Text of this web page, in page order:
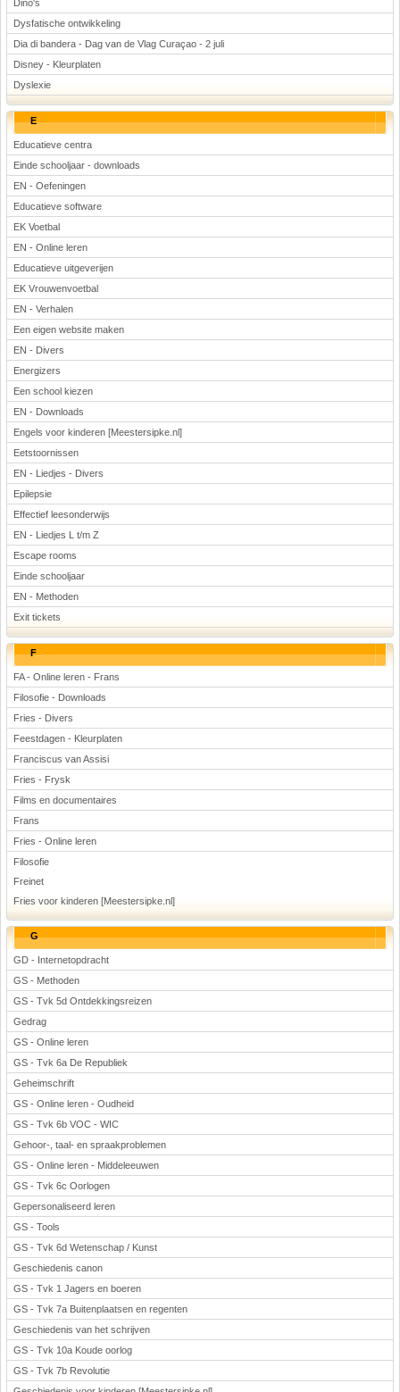
Dino's
Dysfatische ontwikkeling
Dia di bandera - Dag van de Vlag Curaçao - 2 juli
Disney - Kleurplaten
Dyslexie
E
Educatieve centra
Einde schooljaar - downloads
EN - Oefeningen
Educatieve software
EK Voetbal
EN - Online leren
Educatieve uitgeverijen
EK Vrouwenvoetbal
EN - Verhalen
Een eigen website maken
EN - Divers
Energizers
Een school kiezen
EN - Downloads
Engels voor kinderen [Meestersipke.nl]
Eetstoornissen
EN - Liedjes - Divers
Epilepsie
Effectief leesonderwijs
EN - Liedjes L t/m Z
Escape rooms
Einde schooljaar
EN - Methoden
Exit tickets
F
FA - Online leren - Frans
Filosofie - Downloads
Fries - Divers
Feestdagen - Kleurplaten
Franciscus van Assisi
Fries - Frysk
Films en documentaires
Frans
Fries - Online leren
Filosofie
Freinet
Fries voor kinderen [Meestersipke.nl]
G
GD - Internetopdracht
GS - Methoden
GS - Tvk 5d Ontdekkingsreizen
Gedrag
GS - Online leren
GS - Tvk 6a De Republiek
Geheimschrift
GS - Online leren - Oudheid
GS - Tvk 6b VOC - WIC
Gehoor-, taal- en spraakproblemen
GS - Online leren - Middeleeuwen
GS - Tvk 6c Oorlogen
Gepersonaliseerd leren
GS - Tools
GS - Tvk 6d Wetenschap / Kunst
Geschiedenis canon
GS - Tvk 1 Jagers en boeren
GS - Tvk 7a Buitenplaatsen en regenten
Geschiedenis van het schrijven
GS - Tvk 10a Koude oorlog
GS - Tvk 7b Revolutie